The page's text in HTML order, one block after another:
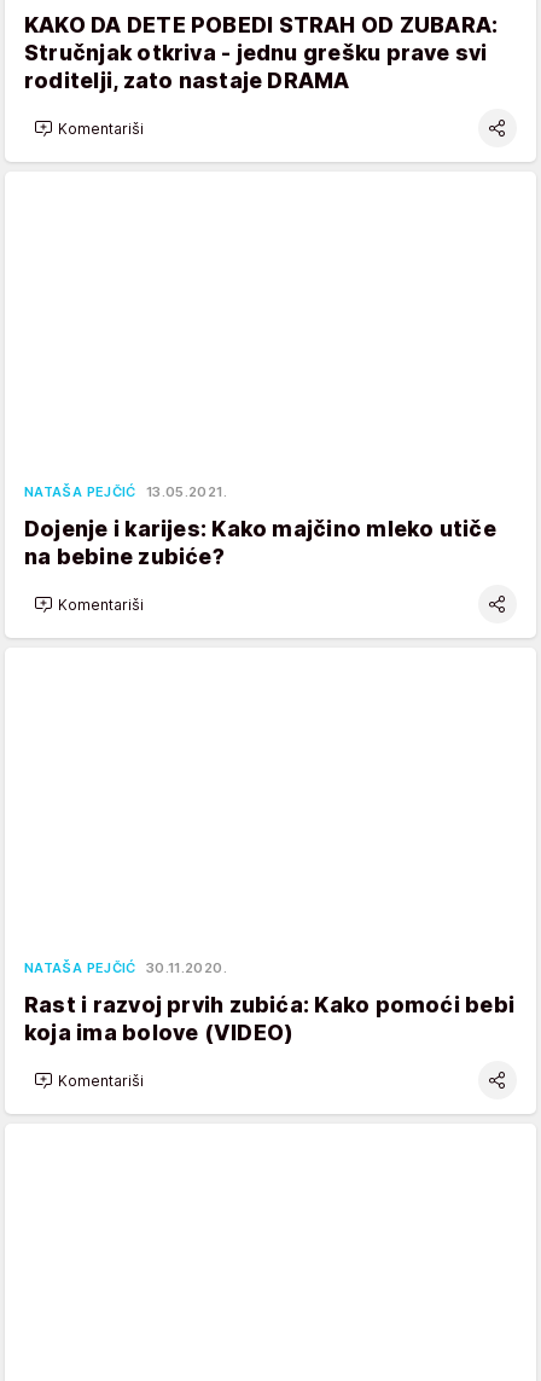
KAKO DA DETE POBEDI STRAH OD ZUBARA:
Stručnjak otkriva - jednu grešku prave svi
roditelji, zato nastaje DRAMA
Komentariši
NATAŠA PEJČIĆ 13.05.2021.
Dojenje i karijes: Kako majčino mleko utiče
na bebine zubiće?
Komentariši
NATAŠA PEJČIĆ 30.11.2020.
Rast i razvoj prvih zubića: Kako pomoći bebi
koja ima bolove (VIDEO)
Komentariši